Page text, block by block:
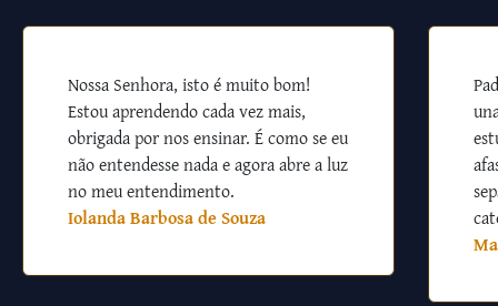
Nossa Senhora, isto é muito bom!
Estou aprendendo cada vez mais,
obrigada por nos ensinar. É como se eu
não entendesse nada e agora abre a luz
no meu entendimento.
Iolanda Barbosa de Souza